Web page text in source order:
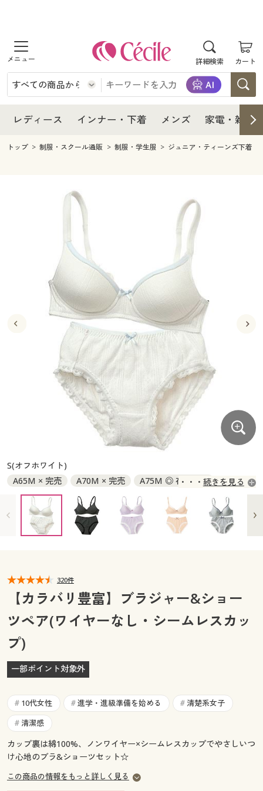
詳細検索 カート
商品を探す
レディース
レディースファッション
インナー・下着
インナー・下着通販すべて
ジュニア・ティーンズ下着
メンズ
メンズファッション
家電・雑貨すべて
キッチン・雑貨・日用品
寝具・インテリア・家具
寝具・インテリア・家具通販すべて
家具・収納
寝具・ベッド
カーテン・ラグ・ファブリック
美容・健康通販すべて
美容・健康・サプリメント
制服・スクール
制服・スクールすべて
制服・学生服
ジュニア・ティーンズ下着
大きいサイズ
大きいサイズ通販すべて
大きいサイズ レディース服
大きいサイズ レディース下着
大きいサイズ 事務・制服
バーゲンセール
シークレットセール
商品カテゴリ一覧
カタログ・チラシからのご注文
デジタルカタログ
カタログ無料プレゼント
マイページ
閲覧履歴
お気に入り
サポート
ご利用ガイド
よくある質問とお問い合わせ
レディース インナー・下着 メンズ 家電・雑貨
レディース
レディース通販すべて
レディースファッション
インナー・下着
インナー・下着通販すべて
ジュニア・ティーンズ下着
メンズ
寝具・インテリア・家具通販すべて
寝具・ベッド
カーテン・ラグ・ファブリック
美容・健康・サプリメント
制服・スクールすべて
制服・学生服
ジュニア・ティーンズ下着
大きいサイズ
大きいサイズ通販すべて
大きいサイズ レディース服
大きいサイズ レディース下着
大きいサイズ メンズ
大きいサイズ 事務・制服
バーゲンセール
シークレットセール
商品カテゴリ一覧
カタログ・チラシからのご注文
カタログ無料プレゼント
会員メニュー
閲覧履歴
お気に入り
サポート
ご利用ガイド
よくある質問とお問い合わせ
トップ 制服・スクール通販 制服・学生服 ジュニア・ティーンズ下着
S(オフホワイト)
A65M × 完売
A70M × 完売
A75M ◎ 在庫あり
A75L ○ 在庫わずか
B70M ◎ 在庫あり
B75M × 完売
B75L × 完売
C65M × 完売
C70M ◎ 在庫あり
C75M ◎ 在庫あり
C75L ◎ 在庫あり
C80L × 完売
E75M ◎ 在庫あり
続きを見る
320件
【カラバリ豊富】ブラジャー&ショー
ツペア(ワイヤーなし・シームレスカッ
プ)
一部ポイント対象外
# 10代女性 # 進学・進級準備を始める # 清楚系女子
# 清潔感
カップ裏は綿100%、ノンワイヤー×シームレスカップでやさしいつ
け心地のブラ&ショーツセット☆
この商品の情報をもっと詳しく見る